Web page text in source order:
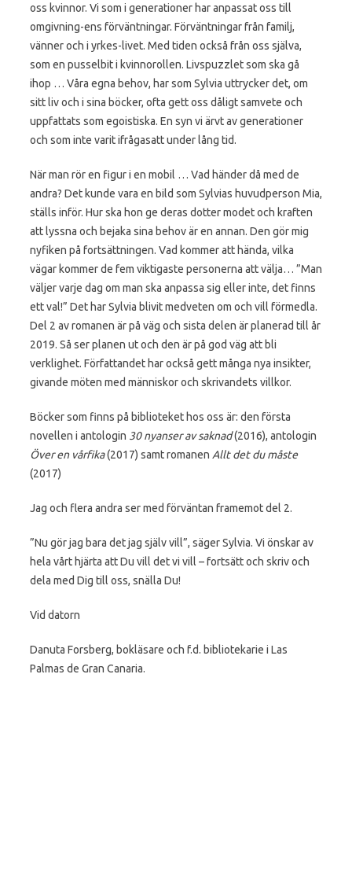
oss kvinnor. Vi som i generationer har anpassat oss till
omgivning-ens förväntningar. Förväntningar från familj,
vänner och i yrkes-livet. Med tiden också från oss själva,
som en pusselbit i kvinnorollen. Livspuzzlet som ska gå
ihop … Våra egna behov, har som Sylvia uttrycker det, om
sitt liv och i sina böcker, ofta gett oss dåligt samvete och
uppfattats som egoistiska. En syn vi ärvt av generationer
och som inte varit ifrågasatt under lång tid.
När man rör en figur i en mobil … Vad händer då med de
andra? Det kunde vara en bild som Sylvias huvudperson Mia,
ställs inför. Hur ska hon ge deras dotter modet och kraften
att lyssna och bejaka sina behov är en annan. Den gör mig
nyfiken på fortsättningen. Vad kommer att hända, vilka
vägar kommer de fem viktigaste personerna att välja… ”Man
väljer varje dag om man ska anpassa sig eller inte, det finns
ett val!” Det har Sylvia blivit medveten om och vill förmedla.
Del 2 av romanen är på väg och sista delen är planerad till år
2019. Så ser planen ut och den är på god väg att bli
verklighet. Författandet har också gett många nya insikter,
givande möten med människor och skrivandets villkor.
Böcker som finns på biblioteket hos oss är: den första
novellen i antologin 30 nyanser av saknad(2016), antologin
Över en vårfika(2017) samt romanen Allt det du måste
(2017)
Jag och flera andra ser med förväntan framemot del 2.
”Nu gör jag bara det jag själv vill”, säger Sylvia. Vi önskar av
hela vårt hjärta att Du vill det vi vill – fortsätt och skriv och
dela med Dig till oss, snälla Du!
Vid datorn
Danuta Forsberg, bokläsare och f.d. bibliotekarie i Las
Palmas de Gran Canaria.